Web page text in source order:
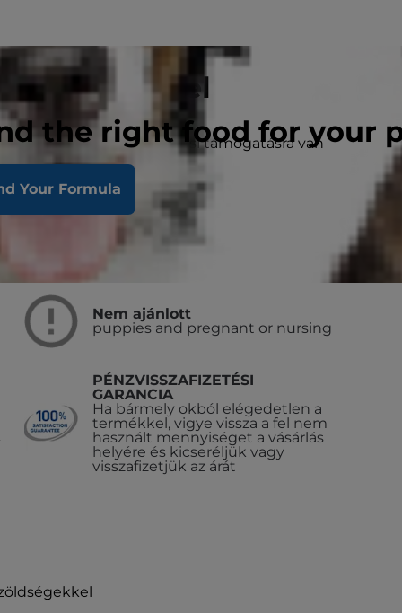
the right food for your
Your Formula
extra táplálkozási támogatásra van
Nem ajánlott
puppies and pregnant or nursing
PÉNZVISSZAFIZETÉSI
GARANCIA
Ha bármely okból elégedetlen a
termékkel, vigye vissza a fel nem
használt mennyiséget a vásárlás
helyére és kicseréljük vagy
visszafizetjük az árát